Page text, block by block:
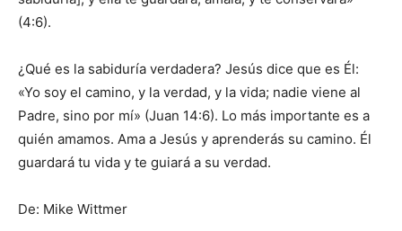
(4:6).
¿Qué es la sabiduría verdadera? Jesús dice que es Él:
«Yo soy el camino, y la verdad, y la vida; nadie viene al
Padre, sino por mí» (Juan 14:6). Lo más importante es a
quién amamos. Ama a Jesús y aprenderás su camino. Él
guardará tu vida y te guiará a su verdad.
De: Mike Wittmer